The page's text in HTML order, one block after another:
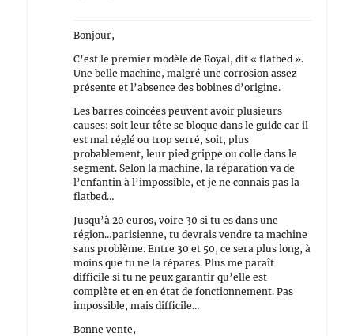
Bonjour,
C’est le premier modèle de Royal, dit « flatbed ».
Une belle machine, malgré une corrosion assez
présente et l’absence des bobines d’origine.
Les barres coincées peuvent avoir plusieurs
causes: soit leur tête se bloque dans le guide car il
est mal réglé ou trop serré, soit, plus
probablement, leur pied grippe ou colle dans le
segment. Selon la machine, la réparation va de
l’enfantin à l’impossible, et je ne connais pas la
flatbed…
Jusqu’à 20 euros, voire 30 si tu es dans une
région…parisienne, tu devrais vendre ta machine
sans problème. Entre 30 et 50, ce sera plus long, à
moins que tu ne la répares. Plus me paraît
difficile si tu ne peux garantir qu’elle est
complète et en en état de fonctionnement. Pas
impossible, mais difficile…
Bonne vente,